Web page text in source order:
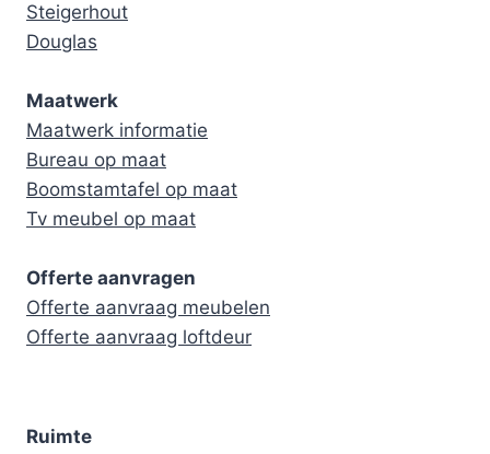
Steigerhout
Douglas
Maatwerk
Maatwerk informatie
Bureau op maat
Boomstamtafel op maat
Tv meubel op maat
Offerte aanvragen
Offerte aanvraag meubelen
Offerte aanvraag loftdeur
Ruimte